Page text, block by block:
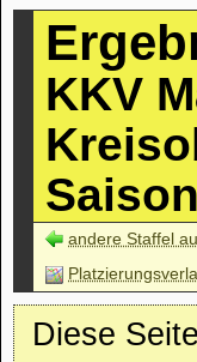
KKV
andere Staffel
Diese